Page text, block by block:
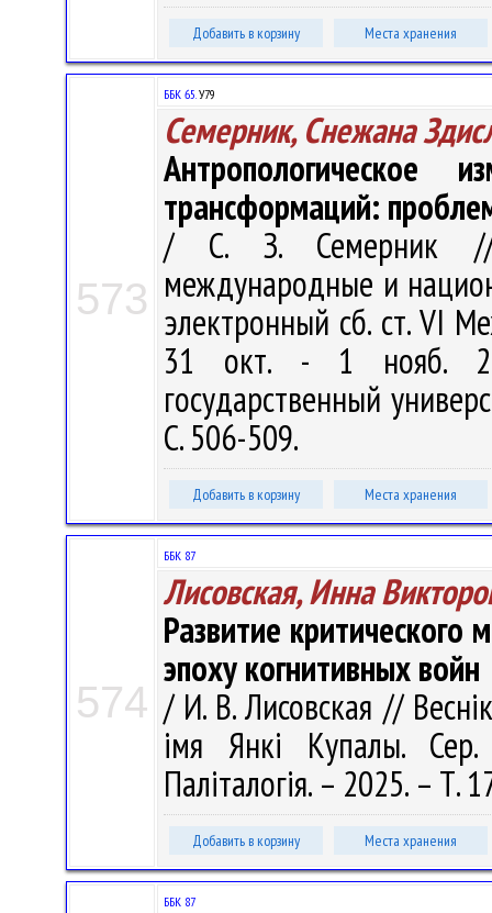
Добавить в корзину Места хранения
573
ББК 65.У79
Семерник, Снежана
Антропологическое
трансформаций:
/ С. З. Семерник //
международные и
электронный сб. ст. VI
31 окт. - 1 нояб.
государственный
С. 506-509.
Добавить в корзину Места хранения
574
ББК 87
Лисовская, Инна
Развитие
эпоху когнитивных войн
/ И. В. Лисовская //
імя Янкі Купалы. Сер.
Паліталогія. – 2025. –
Добавить в корзину Места хранения
ББК 87